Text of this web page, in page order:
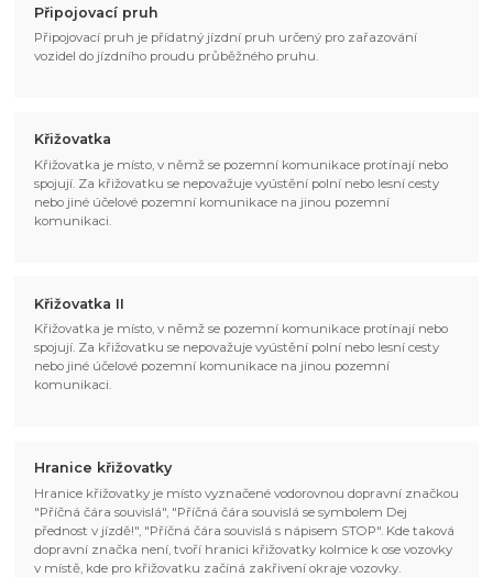
Připojovací pruh
Připojovací pruh je přídatný jízdní pruh určený pro zařazování
vozidel do jízdního proudu průběžného pruhu.
Křižovatka
Křižovatka je místo, v němž se pozemní komunikace protínají nebo
spojují. Za křižovatku se nepovažuje vyústění polní nebo lesní cesty
nebo jiné účelové pozemní komunikace na jinou pozemní
komunikaci.
Křižovatka II
Křižovatka je místo, v němž se pozemní komunikace protínají nebo
spojují. Za křižovatku se nepovažuje vyústění polní nebo lesní cesty
nebo jiné účelové pozemní komunikace na jinou pozemní
komunikaci.
Hranice křižovatky
Hranice křižovatky je místo vyznačené vodorovnou dopravní značkou
"Příčná čára souvislá", "Příčná čára souvislá se symbolem Dej
přednost v jízdě!", "Příčná čára souvislá s nápisem STOP". Kde taková
dopravní značka není, tvoří hranici křižovatky kolmice k ose vozovky
v místě, kde pro křižovatku začíná zakřivení okraje vozovky.